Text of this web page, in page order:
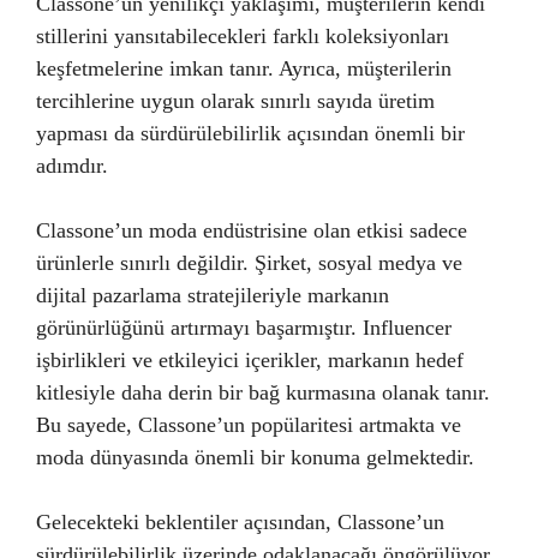
stillerini yansıtabilecekleri farklı koleksiyonları
keşfetmelerine imkan tanır. Ayrıca, müşterilerin
tercihlerine uygun olarak sınırlı sayıda üretim
yapması da sürdürülebilirlik açısından önemli bir
adımdır.
Classone’un moda endüstrisine olan etkisi sadece
ürünlerle sınırlı değildir. Şirket, sosyal medya ve
dijital pazarlama stratejileriyle markanın
görünürlüğünü artırmayı başarmıştır. Influencer
işbirlikleri ve etkileyici içerikler, markanın hedef
kitlesiyle daha derin bir bağ kurmasına olanak tanır.
Bu sayede, Classone’un popülaritesi artmakta ve
moda dünyasında önemli bir konuma gelmektedir.
Gelecekteki beklentiler açısından, Classone’un